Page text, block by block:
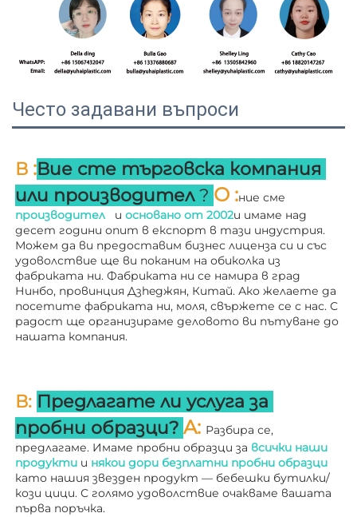
Често задавани въпроси
В :Вие сте търговска компания
или производител ? О :
производител и основано от 2002и имаме над
десет години опит в експорт в тази индустрия.
Можем да ви предоставим бизнес лиценза си и със
удоволствие ще ви поканим на обиколка из
фабриката ни. Фабриката ни се намира в град
Нинбо, провинция Дзheджян, Китай. Ако желаете да
посетите фабриката ни, моля, свържете се с нас. С
радост ще организираме деловото ви пътуване до
нашата компания.
В: Предлагате ли услуга за
пробни образци? A: Разбира се,
предлагаме. Имаме пробни образци за всички наши
продукти и
като нашия звезден продукт — бебешки бутилки/
кози цици. С голямо удоволствие очакваме вашата
първа поръчка.